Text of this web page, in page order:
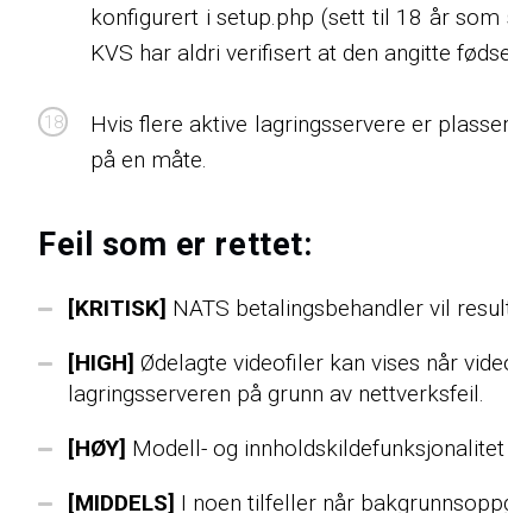
konfigurert i setup.php (sett til 18 år
KVS har aldri verifisert at den angitte
Hvis flere aktive lagringsservere er
på en måte.
Feil som er rettet:
[KRITISK] NATS betalingsbehandler vil
[HIGH] Ødelagte videofiler kan vises når
lagringsserveren på grunn av nettverksfeil.
[HØY] Modell- og
[MIDDELS] I noen tilfeller når